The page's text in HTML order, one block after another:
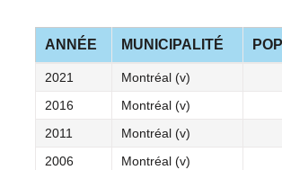
ANNÉE MUNICIPALITÉ
2021 Montréal (v)
2016
Montréal (v)
2011
Montréal (v)
2006
Montréal (v)